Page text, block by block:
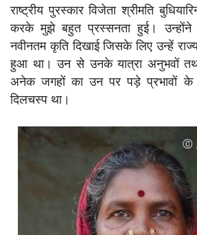
राष्ट्रीय पुरस्कार विजेता श्रीमति
करके मुझे बहुत प्रस्सनता हुई।
नवीनतम कृति दिखाई जिसके लिए उन्हें
हुआ था। उन से उनके यात्रा अनुभवों तथा
अनेक जगहों का उन पर पड़े प्रभावों के
दिलचस्प था।